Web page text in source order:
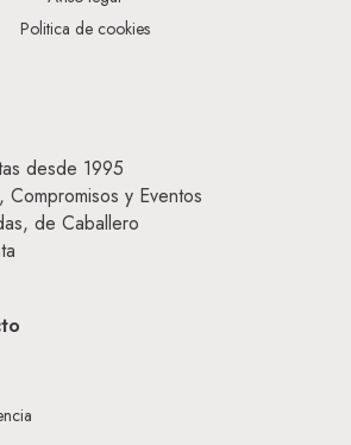
Politica de cookies
desde 1995
Compromisos y Eventos
de Caballero